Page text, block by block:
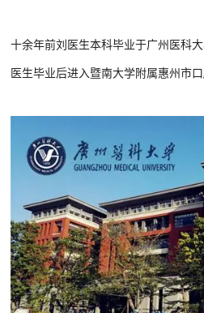
十余年前刘医生本科毕业于广州医科
医生毕业后进入暨南大学附属惠州市口